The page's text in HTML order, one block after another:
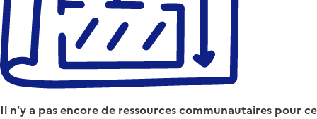
Il n'y a pas encore de ressources communautaires pour ce